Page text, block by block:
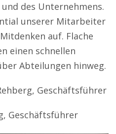
des Unternehmens.
unserer Mitarbeiter
auf. Flache
einen schnellen
Abteilungen hinweg.
Geschäftsführer
Geschäftsführer